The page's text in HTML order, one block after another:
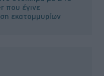
που έγινε
εκατομμυρίων